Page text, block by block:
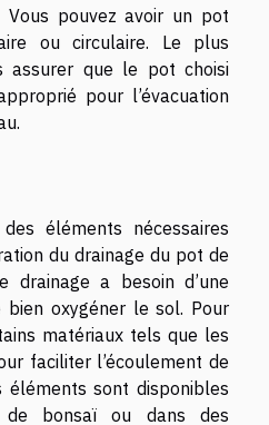
Vous pouvez avoir un pot
ou circulaire. Le plus
assurer que le pot choisi
pour l’évacuation
éléments nécessaires
du drainage du pot de
drainage a besoin d’une
bien oxygéner le sol. Pour
matériaux tels que les
faciliter l’écoulement de
éléments sont disponibles
de bonsaï ou dans des